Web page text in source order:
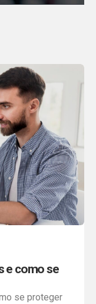
e como se
se proteger